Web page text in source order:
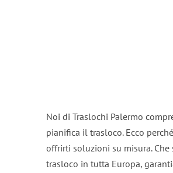
Noi di Traslochi Palermo
pianifica il trasloco. Ecco
offrirti soluzioni su misura.
trasloco in tutta Europa,